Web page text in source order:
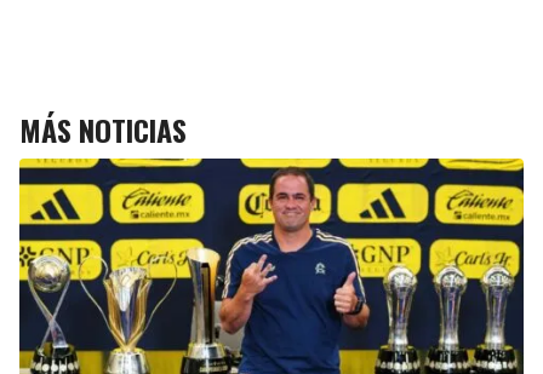
MÁS NOTICIAS